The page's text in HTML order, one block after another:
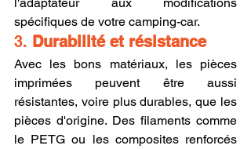
spécifiques de votre camping-car.
3. Durabilité et résistance
Avec les bons matériaux, les pièces
imprimées peuvent être aussi
résistantes, voire plus durables, que les
pièces d'origine. Des filaments comme
le PETG ou les composites renforcés